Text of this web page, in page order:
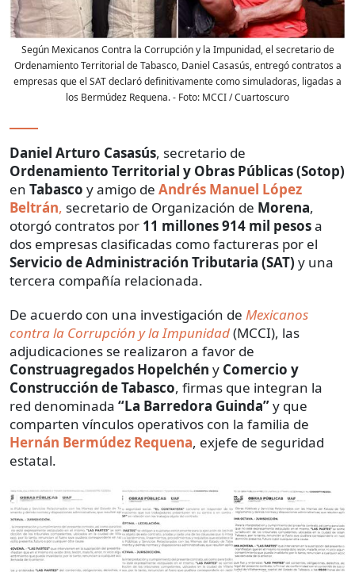
Según Mexicanos Contra la Corrupción y la Impunidad, el secretario de
Ordenamiento Territorial de Tabasco, Daniel Casasús, entregó contratos a
empresas que el SAT declaró definitivamente como simuladoras, ligadas a
los Bermúdez Requena.- Foto: MCCI / Cuartoscuro
Daniel Arturo Casasús, secretario de
Ordenamiento Territorial y Obras Públicas (Sotop)
en Tabasco y amigo de Andrés Manuel López
Beltrán, secretario de Organización de Morena,
otorgó contratos por 11 millones 914 mil pesosa
dos empresas clasificadas como factureras por el
Servicio de Administración Tributaria (SAT) y una
tercera compañía relacionada.
De acuerdo con una investigación de Mexicanos
contra la Corrupción y la Impunidad(MCCI), las
adjudicaciones se realizaron a favor de
Construagregados Hopelchén y Comercio y
Construcción de Tabasco, firmas que integran la
red denominada “La Barredora Guinda”y que
comparten vínculos operativos con la familia de
Hernán Bermúdez Requena, exjefe de seguridad
estatal.